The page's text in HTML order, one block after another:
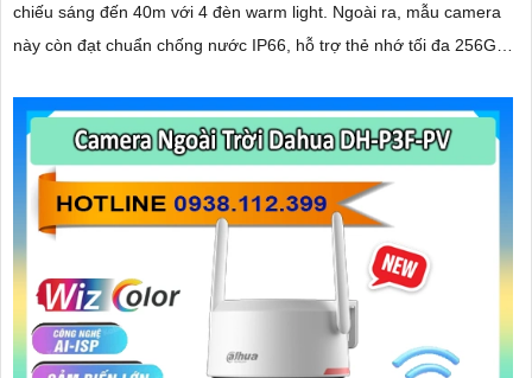
chiếu sáng đến 40m với 4 đèn warm light. Ngoài ra, mẫu camera
này còn đạt chuẩn chống nước IP66, hỗ trợ thẻ nhớ tối đa 256GB,